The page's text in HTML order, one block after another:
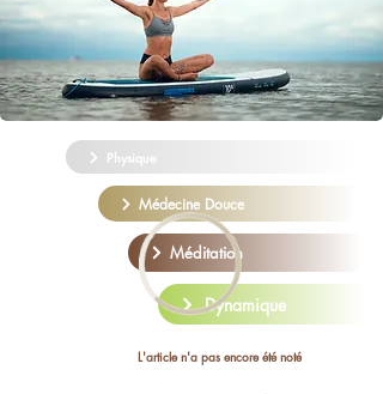
Physique
Médecine Douce
Méditation
Dynamique
L'article n'a pas encore été noté